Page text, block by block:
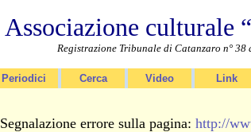
Associazione culturale
Registrazione Tribunale di Catanzaro n° 38
Periodici Cerca Video Link
Segnalazione errore sulla pagina: http://